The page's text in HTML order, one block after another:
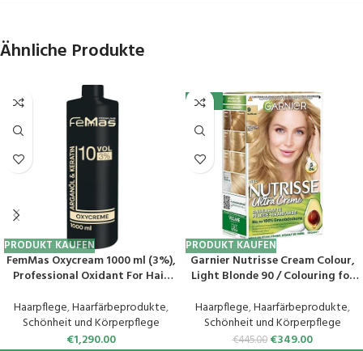
Ähnliche Produkte
PRODUKT KAUFEN
FemMas Oxycream 1000 ml (3%),
Professional Oxidant For Hair
Adhesion, For Perfect, Even
Colour Development In
Professional Quality
Haarpflege,Haarfärbeprodukte,
Schönheit und Körperpflege
€1,290.00
-22%
PRODUKT KAUFEN
Garnier Nutrisse Cream Colour,
Light Blonde 90 / Colouring for
(with 3 Nourishing Oils) – 1 Piece
Haarpflege,Haarfärbeprodukte,
Schönheit und Körperpflege
€445.00 €349.00